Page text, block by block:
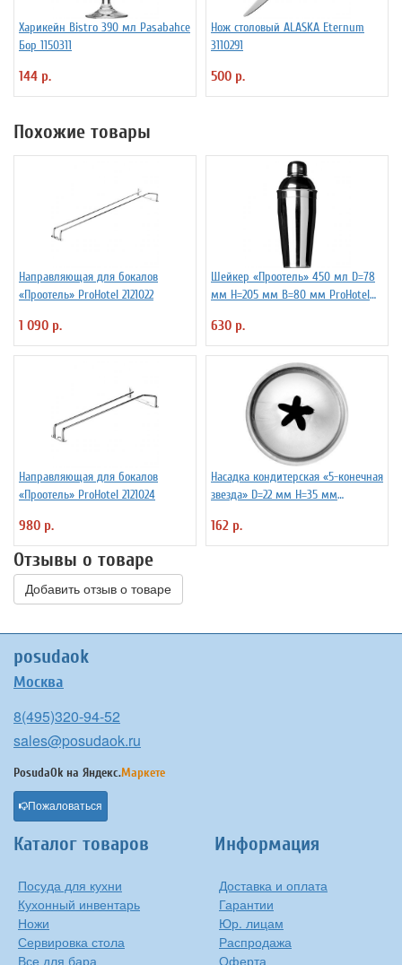
Харикейн Bistro 390 мл Pasabahce
Бор 1150311
144 р.
Нож столовый ALASKA Eternum
3110291
500 р.
Похожие товары
Направляющая для бокалов
«Проотель» ProHotel 2121022
1 090 р.
Шейкер «Проотель» 450 мл D=78
мм H=205 мм B=80 мм ProHotel
630 р.
Направляющая для бокалов
«Проотель» ProHotel 2121024
980 р.
Насадка кондитерская «5-конечная
звезда» D=22 мм H=35 мм
162 р.
Отзывы о товаре
Добавить отзыв о товаре
posudaok
Москва
8(495)320-94-52
sales@posudaok.ru
PosudaOk на Яндекс.Маркете
Пожаловаться
Каталог товаров
Посуда для кухни
Кухонный инвентарь
Ножи
Сервировка стола
Все для бара
Информация
Доставка и оплата
Гарантии
Юр. лицам
Распродажа
Оферта